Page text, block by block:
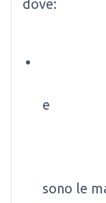
dove:
​ e
sono le